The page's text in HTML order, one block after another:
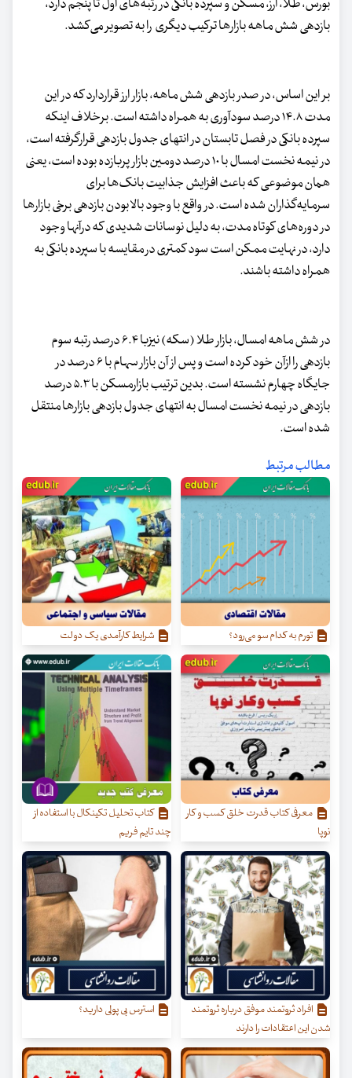
بورس، طلا، ارز، مسکن و سپرده بانکی در رتبه‌های اول تا پنجم دارد،
بازدهی شش ماهه بازارها ترکیب دیگری را به تصویر می‌کشد.
بر این اساس، در صدر بازدهی شش ماهه، بازار ارز قراردارد که در این
مدت ۱۴.۸ درصد سودآوری به همراه داشته است. برخلاف اینکه
سپرده بانکی در فصل تابستان در انتهای جدول بازدهی قرارگرفته است،
در نیمه نخست امسال با ۱۰ درصد دومین بازار پربازده بوده است، یعنی
همان موضوعی که باعث افزایش جذابیت بانک‌ها برای
سرمایه‌گذاران شده است. در واقع با وجود بالا بودن بازدهی برخی بازارها
در دوره‌های کوتاه مدت، به دلیل نوسانات شدیدی که درآنها وجود
دارد، در نهایت ممکن است سود کمتری در مقایسه با سپرده بانکی به
همراه داشته باشند.
در شش ماهه امسال، بازار طلا (سکه) نیزبا ۶.۴ درصد رتبه سوم
بازدهی را ازآن خود کرده است و پس از آن بازار سهام با ۶ درصد در
جایگاه چهارم نشسته است. بدین ترتیب بازارمسکن با ۵.۳ درصد
بازدهی در نیمه نخست امسال به انتهای جدول بازدهی بازارها منتقل
شده است.
مطالب مرتبط
تورم به کدام سو می‌رود؟ شرایط کارآمدی یک دولت
معرفی کتاب قدرت خلق کسب‌ و کار
نوپا
کتاب تحلیل تکینکال با استفاده از
چند تایم ‌فریم
افراد ثروتمند موفق درباره ثروتمند
شدن این اعتقادات را دارند
استرس بی پولی دارید؟